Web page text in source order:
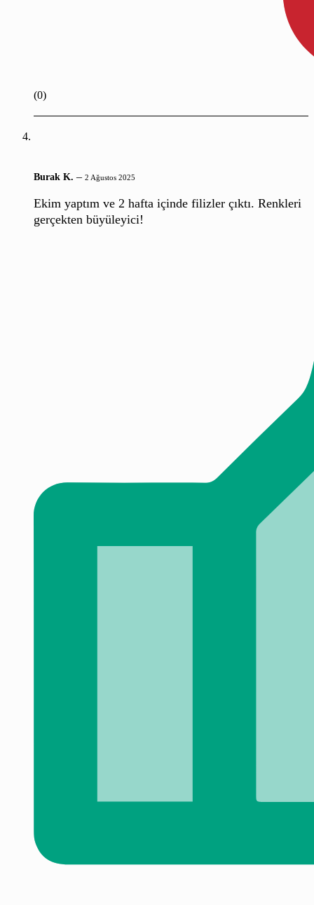
(0)
Burak K. – 2 Ağustos 2025
Ekim yaptım ve 2 hafta içinde filizler çıktı. Renkleri
gerçekten büyüleyici!